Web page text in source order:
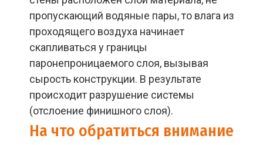
пропускающий водяные пары, то влага из
проходящего воздуха начинает
скапливаться у границы
паронепроницаемого слоя, вызывая
сырость конструкции. В результате
происходит разрушение системы
(отслоение финишного слоя).
На что обратиться внимание